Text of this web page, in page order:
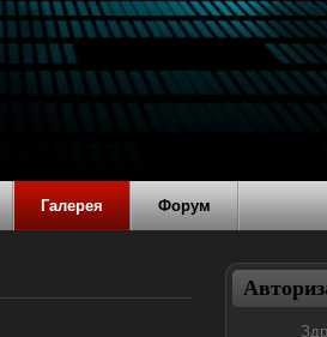
Галерея Форум